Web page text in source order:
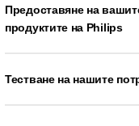
Предоставяне на
продуктите на Philips
Тестване на нашите